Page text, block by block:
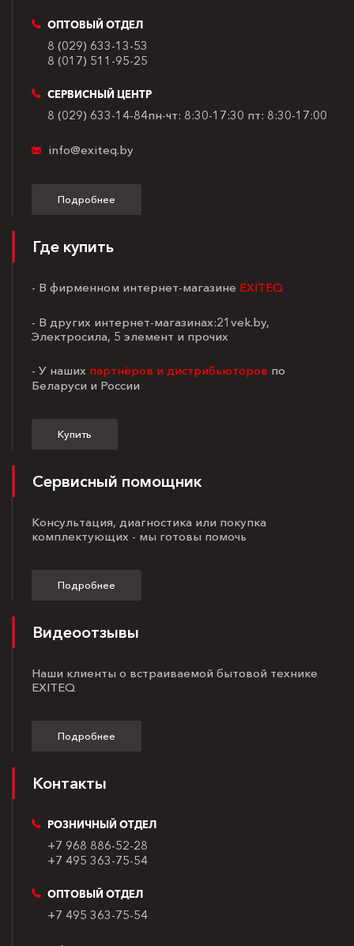
ОПТОВЫЙ ОТДЕЛ
8 (029) 633-13-53
8 (017) 511-95-25
СЕРВИСНЫЙ ЦЕНТР
8 (029) 633-14-84пн-чт: 8:30-17:30 пт: 8:30-17:00
info@exiteq.by
Подробнее
Где купить
- В фирменном интернет-магазине EXITEQ
- В других интернет-магазинах:21vek.by,
Электросила, 5 элемент и прочих
- У наших партнёров и дистрибьюторов по
Беларуси и России
Купить
Сервисный помощник
Консультация, диагностика или покупка
комплектующих - мы готовы помочь
Подробнее
Видеоотзывы
Наши клиенты о встраиваемой бытовой технике
EXITEQ
Подробнее
Контакты
РОЗНИЧНЫЙ ОТДЕЛ
+7 968 886-52-28
+7 495 363-75-54
ОПТОВЫЙ ОТДЕЛ
+7 495 363-75-54